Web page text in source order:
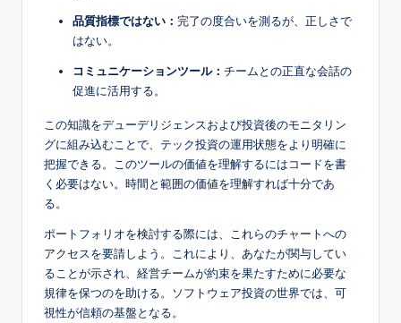
品質指標ではない： 完了の度合いを測るが、正しさで
はない。
コミュニケーションツール： チームとの正直な会話の
促進に活用する。
この知識をデューデリジェンスおよび投資後のモニタリン
グに組み込むことで、テック投資の運用状態をより明確に
把握できる。このツールの価値を理解するにはコードを書
く必要はない。時間と範囲の価値を理解すれば十分であ
る。
ポートフォリオを検討する際には、これらのチャートへの
アクセスを要請しよう。これにより、あなたが関与してい
ることが示され、経営チームが約束を果たすために必要な
規律を保つのを助ける。ソフトウェア投資の世界では、可
視性が信頼の基盤となる。